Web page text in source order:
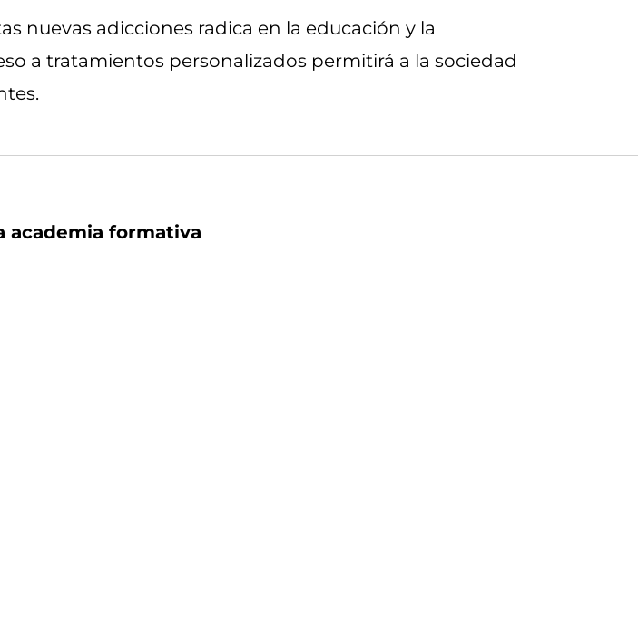
nuevas adicciones radica en la educación y la
a tratamientos personalizados permitirá a la sociedad
academia formativa